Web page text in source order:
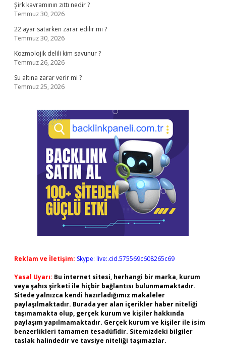
Şirk kavramının zıttı nedir ?
Temmuz 30, 2026
22 ayar satarken zarar edilir mi ?
Temmuz 30, 2026
Kozmolojik delili kim savunur ?
Temmuz 26, 2026
Su altına zarar verir mi ?
Temmuz 25, 2026
Reklam ve İletişim: Skype: live:.cid.575569c608265c69
Yasal Uyarı: Bu internet sitesi, herhangi bir marka, kurum
veya şahıs şirketi ile hiçbir bağlantısı bulunmamaktadır.
Sitede yalnızca kendi hazırladığımız makaleler
paylaşılmaktadır. Burada yer alan içerikler haber niteliği
taşımamakta olup, gerçek kurum ve kişiler hakkında
paylaşım yapılmamaktadır. Gerçek kurum ve kişiler ile isim
benzerlikleri tamamen tesadüfidir. Sitemizdeki bilgiler
taslak halindedir ve tavsiye niteliği taşımazlar.